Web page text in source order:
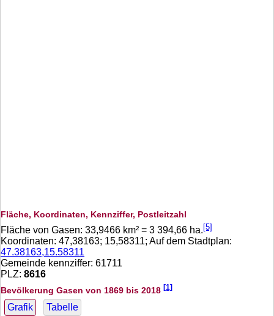
Fläche, Koordinaten, Kennziffer, Postleitzahl
Fläche von Gasen: 33,9466 km² = 3 394,66 ha. [5]
Koordinaten: 47,38163; 15,58311; Auf dem Stadtplan:
47.38163,15.58311
Gemeinde kennziffer: 61711
PLZ: 8616
Bevölkerung Gasen von 1869 bis 2018 [1]
Grafik Tabelle